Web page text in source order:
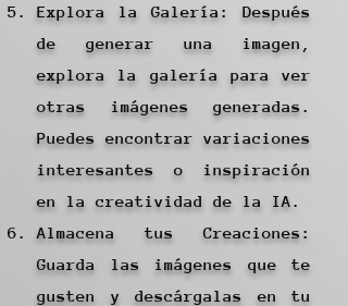
Explora la Galería: Después
de generar una imagen,
explora la galería para ver
otras imágenes generadas.
Puedes encontrar variaciones
interesantes o inspiración
en la creatividad de la IA.
Almacena tus Creaciones:
Guarda las imágenes que te
gusten y descárgalas en tu